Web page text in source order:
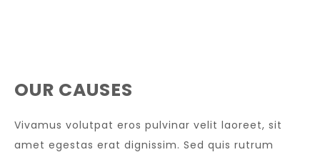
OUR CAUSES
Vivamus volutpat eros pulvinar velit laoreet, sit
amet egestas erat dignissim. Sed quis rutrum